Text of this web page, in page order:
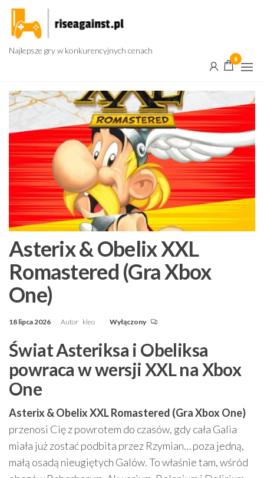
Przejdź
treści
Najlepsze gry w konkurencyjnych cenach
0
Asterix & Obelix XXL
Romastered (Gra Xbox
One)
18 lipca 2026 Autor kleo Wyłączony
Świat Asteriksa i Obeliksa
powraca w wersji XXL na Xbox
One
Asterix & Obelix XXL Romastered (Gra Xbox One)
przenosi Cię z powrotem do czasów, gdy cała Galia
miała już zostać podbita przez Rzymian… poza jedną,
małą osadą nieugiętych Galów. To właśnie tam, wśród